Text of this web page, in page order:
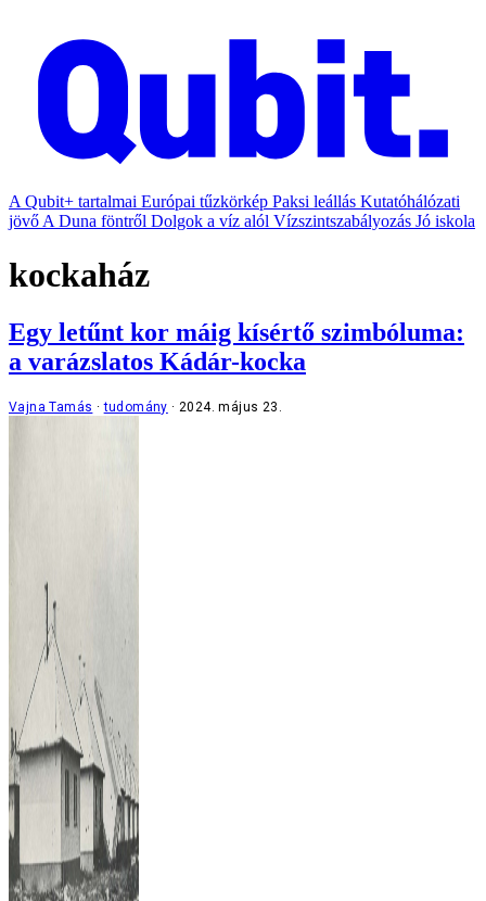
A Qubit+ tartalmai Európai tűzkörkép Paksi leállás Kutatóhálózati
jövő A Duna föntről Dolgok a víz alól Vízszintszabályozás Jó iskola
kockaház
Egy letűnt kor máig kísértő szimbóluma:
a varázslatos Kádár-kocka
Vajna Tamás tudomány 2024. május 23.